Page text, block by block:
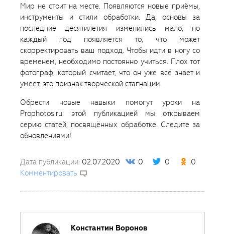
Мир не стоит на месте. Появляются новые приёмы,
инструменты и стили обработки. Да, основы за
последние десятилетия изменились мало, но
каждый год появляется то, что может
скорректировать ваш подход. Чтобы идти в ногу со
временем, необходимо постоянно учиться. Плох тот
фотограф, который считает, что он уже всё знает и
умеет, это признак творческой стагнации.
Обрести новые навыки помогут уроки на
Prophotos.ru: этой публикацией мы открываем
серию статей, посвящённых обработке. Следите за
обновлениями!
Дата публикации: 02.07.2020 0 0
0
Комментировать
Константин Воронов